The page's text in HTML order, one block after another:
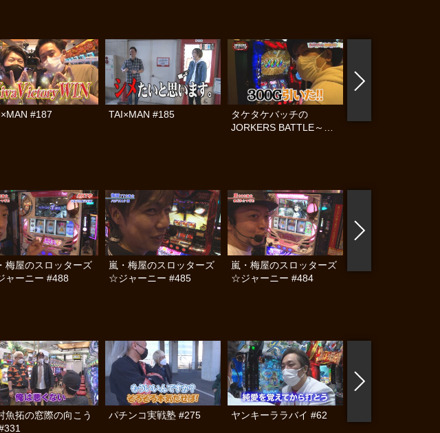
#187 TAI×MAN #185
タケタケバッチの
JORKERS BATTLE～運
梅屋のスロッターズ
ャーニー #488
嵐・梅屋のスロッターズ
☆ジャーニー #485
嵐・梅屋のスロッターズ
☆ジャーニー #484
魚拓の窓際の向こう
パチンコ実戦塾 #275 ヤンキーララバイ #62